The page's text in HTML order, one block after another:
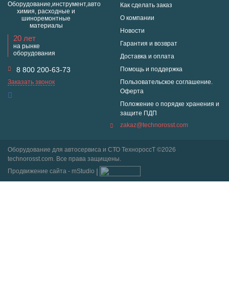
Оборудование,инструмент,авто
химия, расходные и
шиноремонтные
материалы
20 лет
на рынке
оборудования
8 800 200-63-73
Заказать звонок
Как сделать заказ
О компании
Новости
Гарантия и возврат
Доставка и оплата
Помощь и поддержка
Пользовательское соглашение.
Оферта
Положение о порядке хранения и
защите ПДП
zakaz@technorosst.com
Оборудование для автосервиса и СТО ТехнороссТ ©2026
technorosst.com. Все права защищены.
Продвижение сайта - mStudio